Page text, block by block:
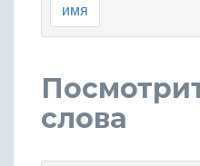
имя
слова